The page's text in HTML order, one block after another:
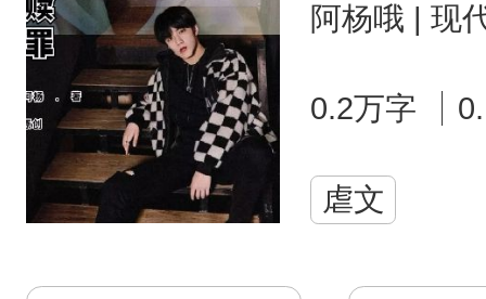
阿杨哦 | 现
0.2万字
虐文